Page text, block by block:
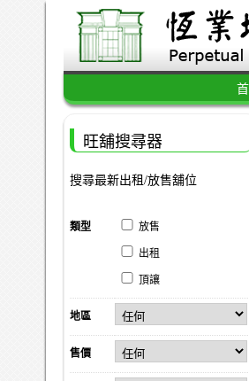
旺舖搜尋器
搜尋最新出租/放售舖位
類型 放售
出租
頂讓
地區
售價